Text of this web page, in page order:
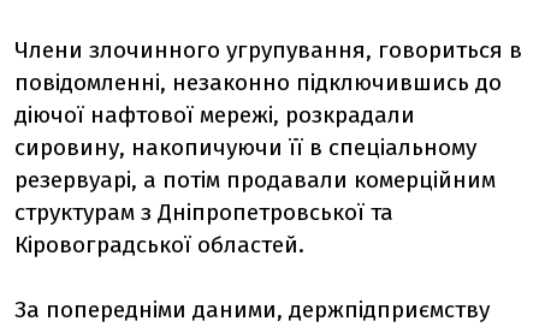
Члени злочинного угрупування, говориться в
повідомленні, незаконно підключившись до
діючої нафтової мережі, розкрадали
сировину, накопичуючи її в спеціальному
резервуарі, а потім продавали комерційним
структурам з Дніпропетровської та
Кіровоградської областей.
За попередніми даними, держпідприємству